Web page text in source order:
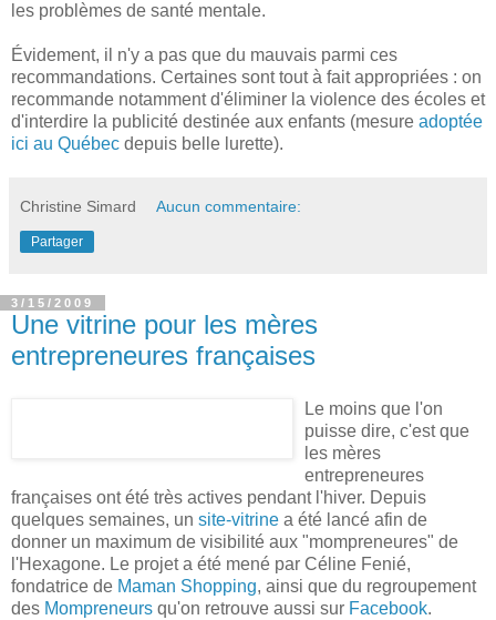
les problèmes de santé mentale.
Évidement, il n'y a pas que du mauvais parmi ces
recommandations. Certaines sont tout à fait appropriées : on
recommande notamment d'éliminer la violence des écoles et
d'interdire la publicité destinée aux enfants (mesure adoptée
ici au Québec depuis belle lurette).
Christine Simard Aucun commentaire:
Partager
3/15/2009
Une vitrine pour les mères
entrepreneures françaises
Le moins que l'on
puisse dire, c'est que
les mères
entrepreneures
françaises ont été très actives pendant l'hiver. Depuis
quelques semaines, un site-vitrine a été lancé afin de
donner un maximum de visibilité aux "mompreneures" de
l'Hexagone. Le projet a été mené par Céline Fenié,
fondatrice de Maman Shopping, ainsi que du regroupement
des Mompreneurs qu'on retrouve aussi sur Facebook.